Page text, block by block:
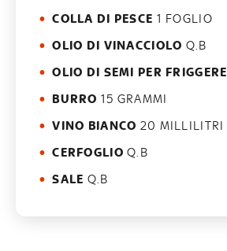
COLLA DI PESCE 1 FOGLIO
OLIO DI VINACCIOLO Q.B
OLIO DI SEMI PER FRIGGERE
BURRO 15 GRAMMI
VINO BIANCO 20 MILLILITRI
CERFOGLIO Q.B
SALE Q.B